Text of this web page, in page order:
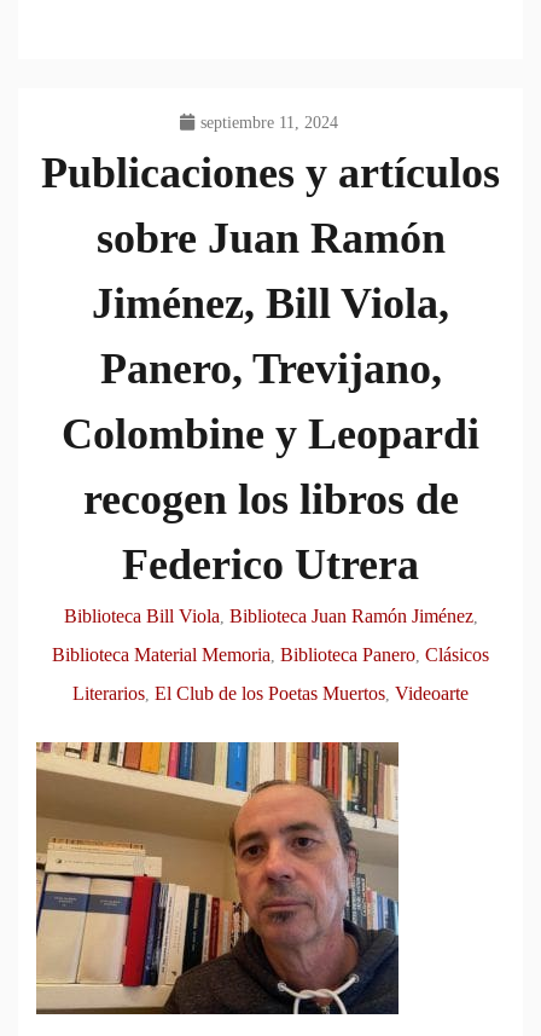
septiembre 11, 2024
Publicaciones y artículos
sobre Juan Ramón
Jiménez, Bill Viola,
Panero, Trevijano,
Colombine y Leopardi
recogen los libros de
Federico Utrera
Biblioteca Bill Viola, Biblioteca Juan Ramón Jiménez,
Biblioteca Material Memoria, Biblioteca Panero, Clásicos
Literarios, El Club de los Poetas Muertos, Videoarte